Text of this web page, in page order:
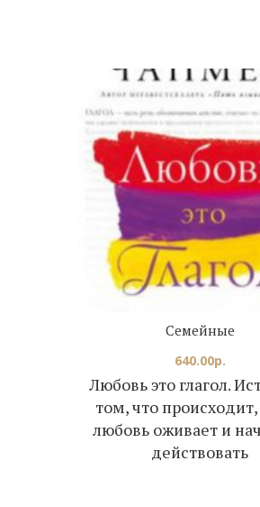
Любовь это глагол.
том, что происходит,
любовь оживает и
действовать
Семейные
640.00р.